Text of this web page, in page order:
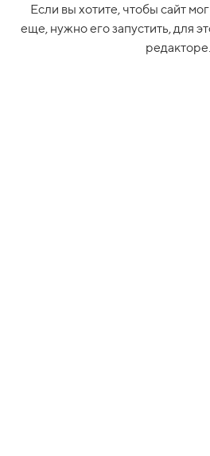
Если вы хотите, чтобы сайт
еще, нужно его запустить, для
редакторе.